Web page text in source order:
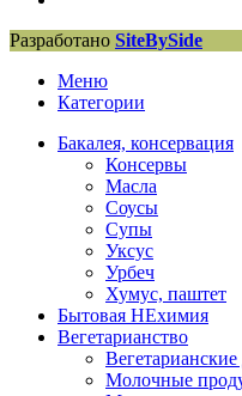
Разработано SiteBySide
Меню
Категории
Бакалея, консервация
Консервы
Масла
Соусы
Супы
Уксус
Урбеч
Хумус, паштет
Бытовая НЕхимия
Вегетарианство
Молочные